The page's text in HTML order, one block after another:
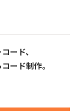
ード、
ード制作。